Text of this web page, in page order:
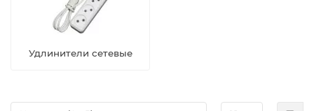
Удлинители сетевые